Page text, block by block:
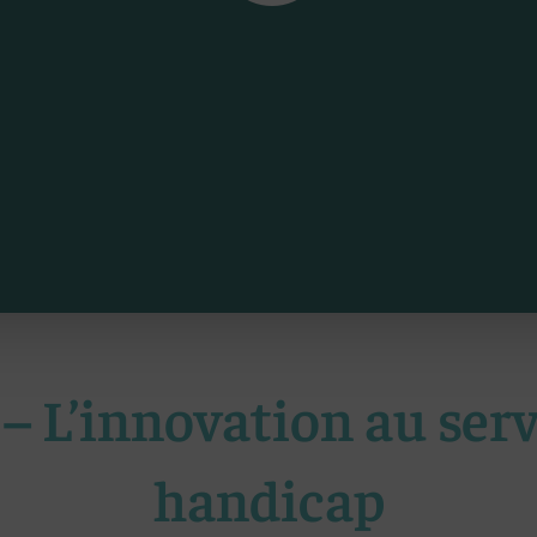
L’innovation au
handicap